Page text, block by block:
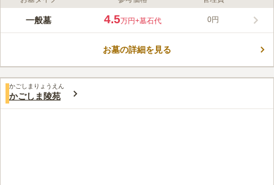
ライフドット編集部のコメント
気持ちの良い風を感じることができる高台にある墓地です。 開
あるので、長時間ゆっくりと故人との時間を過ごすことができま
口コミ評価
みんなの評価
一般墓 4.5万円+墓石代 0円
お墓の詳細を見る
かごしまりょうえん
かごしま陵苑